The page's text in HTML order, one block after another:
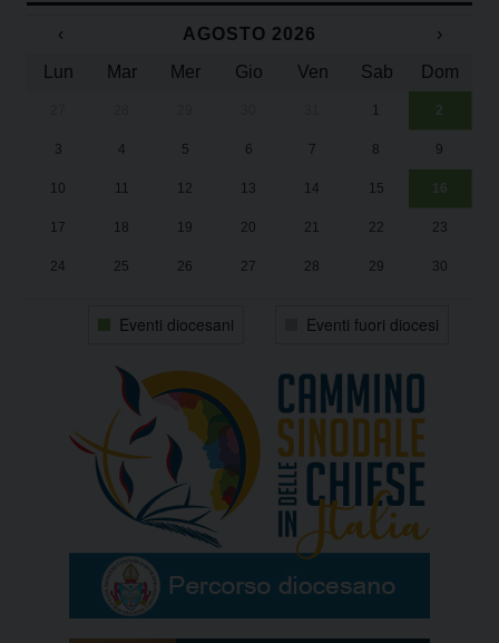
‹ AGOSTO 2026
›
Lun
Mar Mer Gio Ven Sab Dom
1 2
3 4 5 6 7 8 9
10 11 12 13 14 15 16
17 18 19 20 21 22 23
24 25 26 27 28 29 30
Eventi diocesani Eventi fuori diocesi